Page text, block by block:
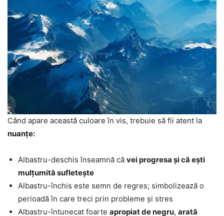
Când apare această culoare în vis, trebuie să fii atent la
nuanțe:
Albastru-deschis înseamnă că vei progresa și că ești
mulțumită sufletește
Albastru-închis este semn de regres; simbolizează o
perioadă în care treci prin probleme și stres
Albastru-întunecat foarte apropiat de negru, arată